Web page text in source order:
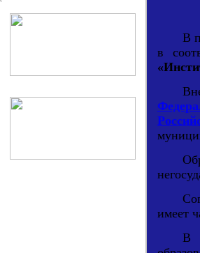
В
в
имеет
В